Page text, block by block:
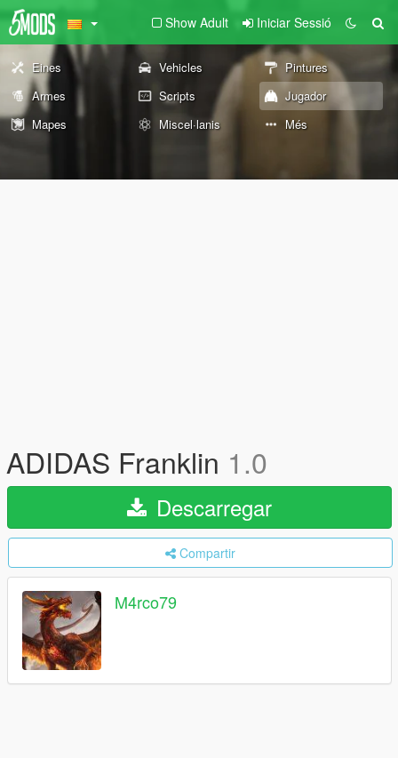
Show Adult Iniciar Sessió
Eines Vehicles
Pintures
Armes
Scripts
Jugador
Mapes
Miscel·lanis Més
ADIDAS Franklin 1.0
Descarregar
Compartir
M4rco79